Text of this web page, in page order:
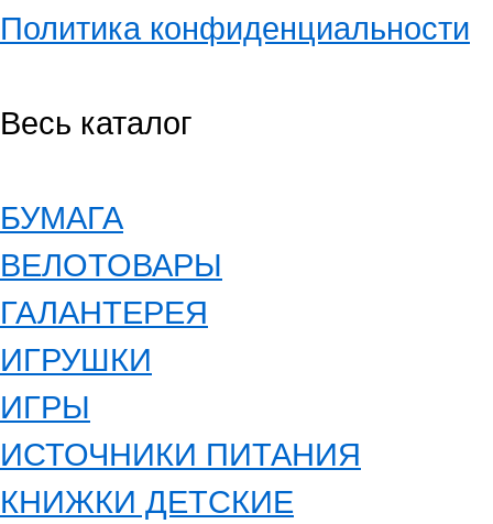
Политика конфиденциальности
Весь каталог
БУМАГА
ВЕЛОТОВАРЫ
ГАЛАНТЕРЕЯ
ИГРУШКИ
ИГРЫ
ИСТОЧНИКИ ПИТАНИЯ
КНИЖКИ ДЕТСКИЕ